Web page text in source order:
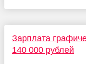
Зарплата
140 000 рублей